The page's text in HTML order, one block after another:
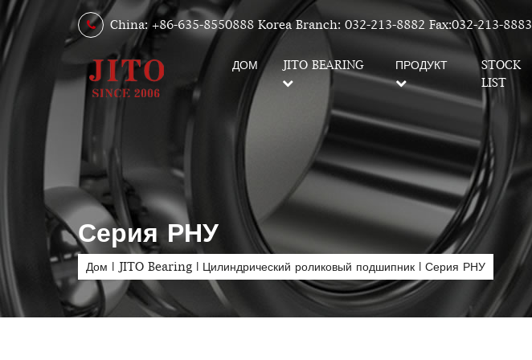
China: +86-635-8550888 Korea Branch: 032-213-8882 Fax:032-213-8883
ДОМ JITO BEARING ПРОДУКТ
STOCK
LIST
Серия РНУ
Дом | JITO Bearing | Цилиндрический роликовый подшипник | Серия РНУ